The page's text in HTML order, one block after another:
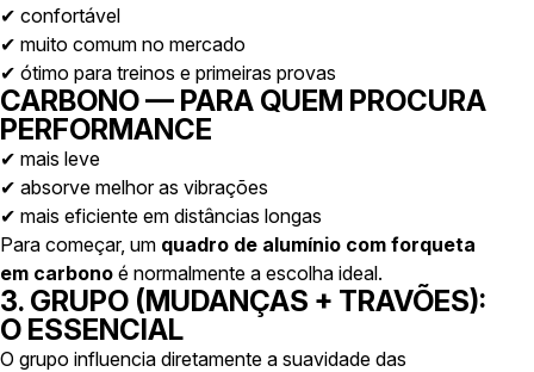
✔ confortável
✔ muito comum no mercado
✔ ótimo para treinos e primeiras provas
CARBONO — PARA QUEM PROCURA
PERFORMANCE
✔ mais leve
✔ absorve melhor as vibrações
✔ mais eficiente em distâncias longas
Para começar, um quadro de alumínio com forqueta
em carbono é normalmente a escolha ideal.
3. GRUPO (MUDANÇAS + TRAVÕES):
O ESSENCIAL
O grupo influencia diretamente a suavidade das